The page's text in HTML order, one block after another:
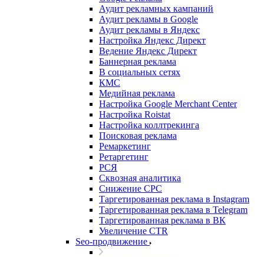
Аудит рекламных кампаний
Аудит рекламы в Google
Аудит рекламы в Яндекс
Настройка Яндекс Директ
Ведение Яндекс Директ
Баннерная реклама
В социальных сетях
КМС
Медийная реклама
Настройка Google Merchant Center
Настройка Roistat
Настройка коллтрекинга
Поисковая реклама
Ремаркетинг
Ретаргетинг
РСЯ
Сквозная аналитика
Снижение CPC
Таргетированная реклама в Instagram
Таргетированная реклама в Telegram
Таргетированная реклама в ВК
Увеличение CTR
Seo-продвижение